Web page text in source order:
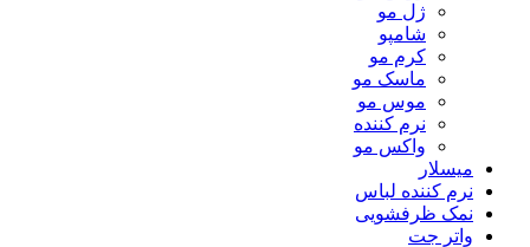
ژل مو
شامپو
کرم مو
ماسک مو
موس مو
نرم کننده
واکس مو
میسلار
نرم کننده لباس
نمک ظرفشویی
واتر جت